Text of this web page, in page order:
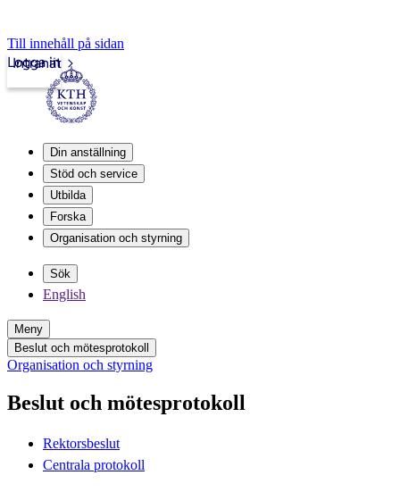
Till innehåll på sidan
Intranät
Logga in
Din anställning
Stöd och service
Utbilda
Forska
Organisation och styrning
Sök
English
Meny
Beslut och mötesprotokoll
Organisation och styrning
Beslut och mötesprotokoll
Rektorsbeslut
Centrala protokoll